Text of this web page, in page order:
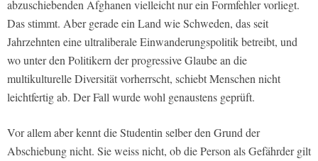
abzuschiebenden Afghanen vielleicht nur ein Formfehler vorliegt.
Das stimmt. Aber gerade ein Land wie Schweden, das seit
Jahrzehnten eine ultraliberale Einwanderungspolitik betreibt, und
wo unter den Politikern der progressive Glaube an die
multikulturelle Diversität vorherrscht, schiebt Menschen nicht
leichtfertig ab. Der Fall wurde wohl genaustens geprüft.
Vor allem aber kennt die Studentin selber den Grund der
Abschiebung nicht. Sie weiss nicht, ob die Person als Gefährder gilt